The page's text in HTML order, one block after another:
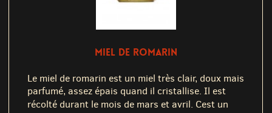
MIEL DE ROMARIN
Le miel de romarin est un miel très clair, doux mais
parfumé, assez épais quand il cristallise. Il est
récolté durant le mois de mars et avril. Cest un